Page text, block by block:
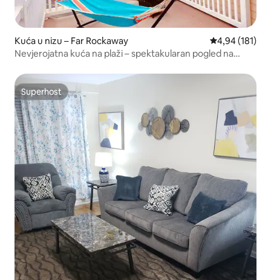
Kuća u nizu – Far Rockaway Prosječna
4,94 (181)
Nevjerojatna kuća na plaži – spektakularan pogled na
Superhost
Superhost